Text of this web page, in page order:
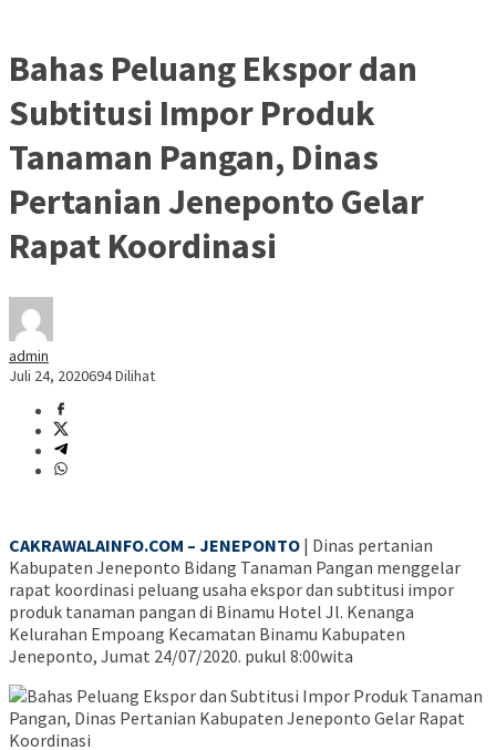
Bahas Peluang Ekspor dan
Subtitusi Impor Produk
Tanaman Pangan, Dinas
Pertanian Jeneponto Gelar
Rapat Koordinasi
admin
Juli 24, 2020694 Dilihat
CAKRAWALAINFO.COM – JENEPONTO | Dinas pertanian
Kabupaten Jeneponto Bidang Tanaman Pangan menggelar
rapat koordinasi peluang usaha ekspor dan subtitusi impor
produk tanaman pangan di Binamu Hotel Jl. Kenanga
Kelurahan Empoang Kecamatan Binamu Kabupaten
Jeneponto, Jumat 24/07/2020. pukul 8:00wita